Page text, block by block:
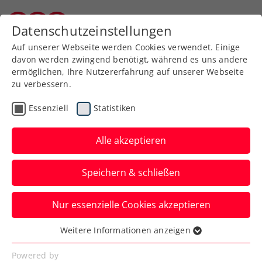
Zurück zur Newsübersicht
Turniere
Misolic in Stockholm mit
bestem Karrieresieg,
Thiem in Antwerpen
weiter
Erfolgreicher Tag der ÖTV-Herren auf der
ATP-Tour. Auch Philipp Oswald ist in
Belgien im Doppel siegreich.
Datenschutzeinstellungen
Auf unserer Webseite werden Cookies verwendet. Einige
davon werden zwingend benötigt, während es uns andere
ermöglichen, Ihre Nutzererfahrung auf unserer Webseite
zu verbessern.
Essenziell Statistiken
Alle akzeptieren
Speichern & schließen
Nur essenzielle Cookies akzeptieren
Essenziell
Essenzielle Cookies werden für grundlegende
Weitere Informationen anzeigen
Powered by